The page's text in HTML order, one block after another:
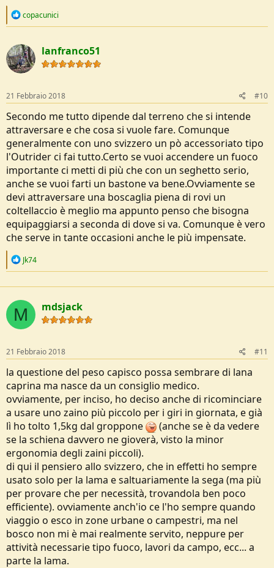
R
c
t
i
o
s
:
copacunici
lanfranco51
21 Febbraio 2018 #10
Secondo me tutto dipende dal terreno che si intende
attraversare e che cosa si vuole fare. Comunque
generalmente con uno svizzero un pò accessoriato tipo
l'Outrider ci fai tutto.Certo se vuoi accendere un fuoco
importante ci metti di più che con un seghetto serio,
anche se vuoi farti un bastone va bene.Ovviamente se
devi attraversare una boscaglia piena di rovi un
coltellaccio è meglio ma appunto penso che bisogna
equipaggiarsi a seconda di dove si va. Comunque è vero
che serve in tante occasioni anche le più impensate.
R
c
t
o
n
Jk74
M mdsjack
21 Febbraio 2018 #11
la questione del peso capisco possa sembrare di lana
caprina ma nasce da un consiglio medico.
ovviamente, per inciso, ho deciso anche di ricominciare
a usare uno zaino più piccolo per i giri in giornata, e già
lì ho tolto 1,5kg dal groppone
(anche se è da vedere
se la schiena davvero ne gioverà, visto la minor
ergonomia degli zaini piccoli).
di qui il pensiero allo svizzero, che in effetti ho sempre
usato solo per la lama e saltuariamente la sega (ma più
per provare che per necessità, trovandola ben poco
efficiente). ovviamente anch'io ce l'ho sempre quando
viaggio o esco in zone urbane o campestri, ma nel
bosco non mi è mai realmente servito, neppure per
attività necessarie tipo fuoco, lavori da campo, ecc... a
parte la lama.